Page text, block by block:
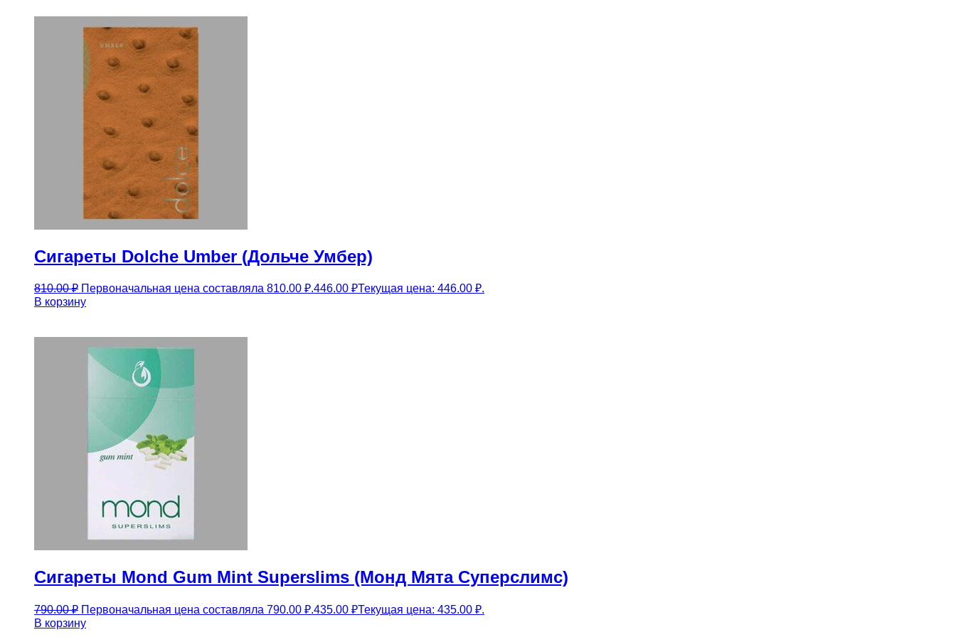
Сигареты Dolche Umber (Дольче Умбер)
810.00₽ Первоначальная цена составляла 810.00 ₽.446.00 ₽Текущая цена: 446.00 ₽.
В корзину
Сигареты Mond Gum Mint Superslims (Монд Мята Суперслимс)
790.00₽ Первоначальная цена составляла 790.00 ₽.435.00 ₽Текущая цена: 435.00 ₽.
В корзину